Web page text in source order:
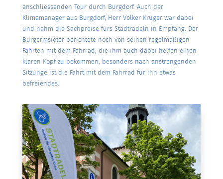
anschliessenden Tour durch Burgdorf. Auch der
Klimamanager aus Burgdorf, Herr Volker Krüger war dabei
und nahm die Sachpreise fürs Stadtradeln in Empfang. Der
Bürgermsieter berichtete noch von seinen regelmäßigen
Fahrten mit dem Fahrrad, die ihm auch dabei helfen einen
klaren Kopf zu bekommen, besonders nach anstrengenden
Sitzunge ist die Fahrt mit dem Fahrrad für ihn etwas
befreiendes.